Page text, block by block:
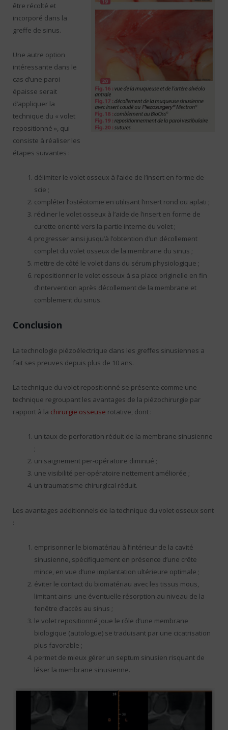
être récolté et
incorporé dans la
greffe de sinus.
Une autre option
intéressante dans le
cas d’une paroi
épaisse serait
d’appliquer la
technique du « volet
repositionné », qui
consiste à réaliser les
étapes suivantes :
délimiter le volet osseux à l’aide de l’insert en forme de
scie ;
compléter l’ostéotomie en utilisant l’insert rond ou aplati ;
récliner le volet osseux à l’aide de l’insert en forme de
curette orienté vers la partie interne du volet ;
progresser ainsi jusqu’à l’obtention d’un décollement
complet du volet osseux de la membrane du sinus ;
mettre de côté le volet dans du sérum physiologique ;
repositionner le volet osseux à sa place originelle en fin
d’intervention après décollement de la membrane et
comblement du sinus.
Conclusion
La technologie piézoélectrique dans les greffes sinusiennes a
fait ses preuves depuis plus de 10 ans.
La technique du volet repositionné se présente comme une
technique regroupant les avantages de la piézochirurgie par
rapport à la chirurgie osseuse rotative, dont :
un taux de perforation réduit de la membrane sinusienne
;
un saignement per-opératoire diminué ;
une visibilité per-opératoire nettement améliorée ;
un traumatisme chirurgical réduit.
Les avantages additionnels de la technique du volet osseux sont
:
emprisonner le biomatériau à l’intérieur de la cavité
sinusienne, spécifiquement en présence d’une crête
mince, en vue d’une implantation ultérieure optimale ;
éviter le contact du biomatériau avec les tissus mous,
limitant ainsi une éventuelle résorption au niveau de la
fenêtre d’accès au sinus ;
le volet repositionné joue le rôle d’une membrane
biologique (autologue) se traduisant par une cicatrisation
plus favorable ;
permet de mieux gérer un septum sinusien risquant de
léser la membrane sinusienne.